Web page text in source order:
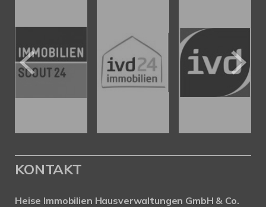
KONTAKT
Heise Immobilien Hausverwaltungen GmbH & Co.